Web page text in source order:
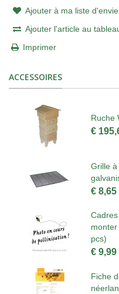
Ajouter à ma liste
Ajouter l'article au
Imprimer
ACCESSOIRES
Ruche
€
Grille
€ 8,65
pcs)
€ 9,99
Fiche